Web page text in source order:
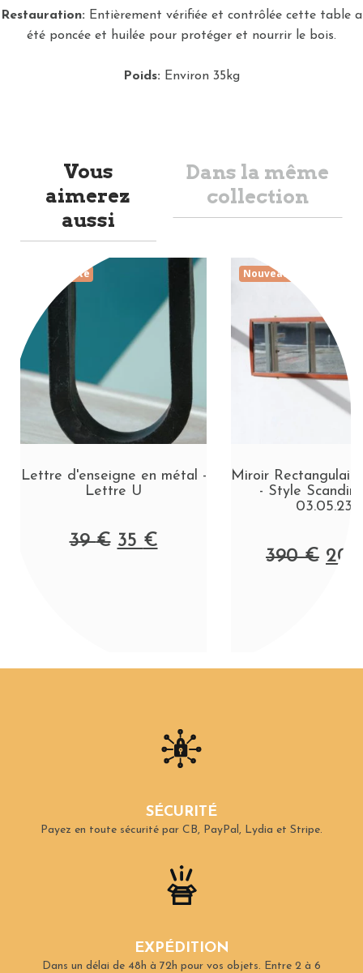
Restauration: Entièrement vérifiée et contrôlée cette table a
été poncée et huilée pour protéger et nourrir le bois.
Poids: Environ 35kg
Vous
aimerez
aussi
Dans la même
collection
Nouveauté
Lettre d'enseigne en métal -
Lettre U
39€ 35 €
Nouveauté
Miroir
- Style
03.05.23
390€
SÉCURITÉ
Payez en toute sécurité par CB, PayPal, Lydia et Stripe.
EXPÉDITION
Dans un délai de 48h à 72h pour vos objets. Entre 2 à 6